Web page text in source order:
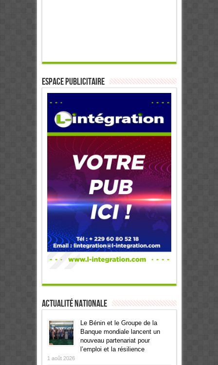
ESPACE PUBLICITAIRE
Actualité Nationale
Le Bénin et le Groupe de la
Banque mondiale lancent un
nouveau partenariat pour
l’emploi et la résilience
1 août 2026